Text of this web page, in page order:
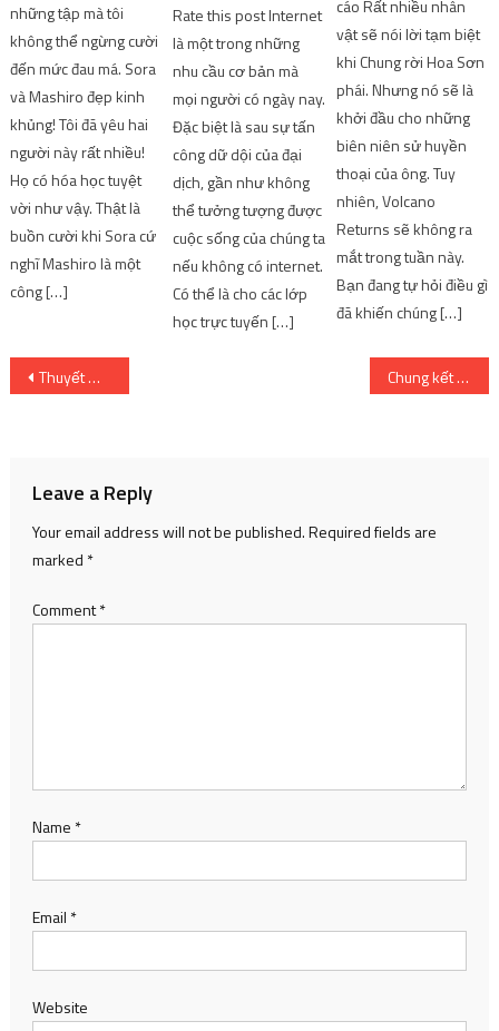
những tập mà tôi
không thể ngừng cười
đến mức đau má. Sora
và Mashiro đẹp kinh
khủng! Tôi đã yêu hai
người này rất nhiều!
Họ có hóa học tuyệt
vời như vậy. Thật là
buồn cười khi Sora cứ
nghĩ Mashiro là một
công […]
Rate this post Internet
là một trong những
nhu cầu cơ bản mà
mọi người có ngày nay.
Đặc biệt là sau sự tấn
công dữ dội của đại
dịch, gần như không
thể tưởng tượng được
cuộc sống của chúng ta
nếu không có internet.
Có thể là cho các lớp
học trực tuyến […]
cáo Rất nhiều nhân
vật sẽ nói lời tạm biệt
khi Chung rời Hoa Sơn
phái. Nhưng nó sẽ là
khởi đầu cho những
biên niên sử huyền
thoại của ông. Tuy
nhiên, Volcano
Returns sẽ không ra
mắt trong tuần này.
Bạn đang tự hỏi điều gì
đã khiến chúng […]
Post
Thuyết minh Fairy Tail: Dragon Slayers – Kẻ giết rồng | SharingFunVN Chung kết Đường lên đỉnh Olympia: Sự trở lại của cậu học sinh trường huyện
Leave a Reply
Your email address will not be published.Required fields are
marked *
Comment*
Name *
Email *
Website